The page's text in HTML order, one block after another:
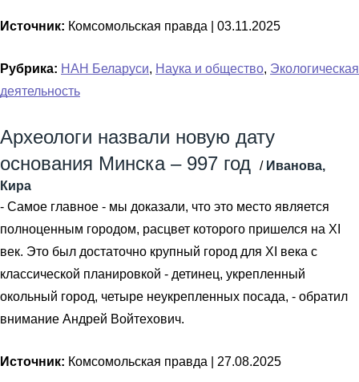
Источник: Комсомольская правда | 03.11.2025
Рубрика: НАН Беларуси, Наука и общество, Экологическая
деятельность
Археологи назвали новую дату
основания Минска – 997 год
/ Иванова,
Кира
- Самое главное - мы доказали, что это место является
полноценным городом, расцвет которого пришелся на XI
век. Это был достаточно крупный город для XI века с
классической планировкой - детинец, укрепленный
окольный город, четыре неукрепленных посада, - обратил
внимание Андрей Войтехович.
Источник: Комсомольская правда | 27.08.2025